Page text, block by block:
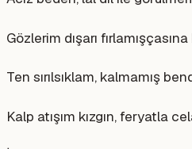
Gözlerim dışarı
Ten sırılsıklam, kalmamış
Kalp atışım kızgın, feryatla